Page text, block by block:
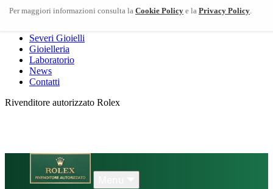
Dodo
Severi Gioielli
Gioielleria
Laboratorio
News
Contatti
Rivenditore autorizzato Rolex
Per maggiori informazioni consulta la Cookie Policy e la Privacy Policy.